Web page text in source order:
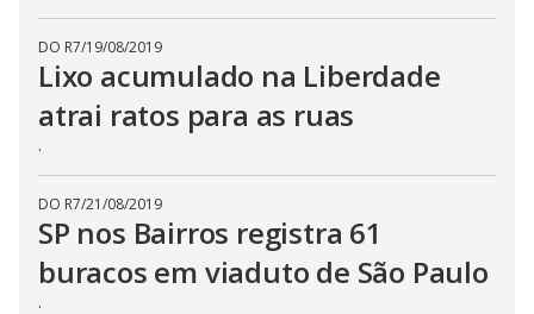
DO R7/19/08/2019
Lixo acumulado na Liberdade
atrai ratos para as ruas
.
DO R7/21/08/2019
SP nos Bairros registra 61
buracos em viaduto de São Paulo
.